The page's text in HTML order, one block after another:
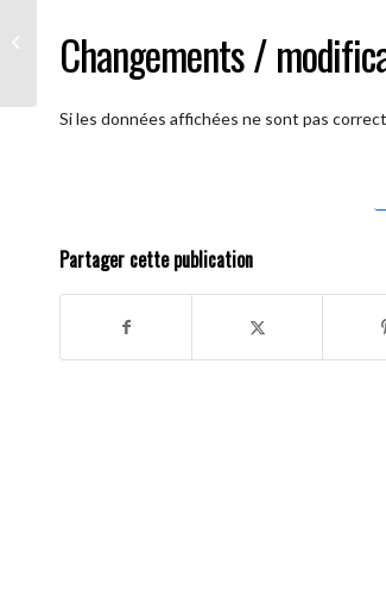
Changements /
Si les données affichées ne sont pas
Partager cette publication
partages )